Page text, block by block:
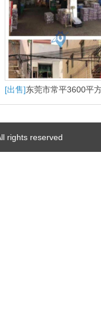
[出售]东莞市常平3600平
房出售
rights reserved